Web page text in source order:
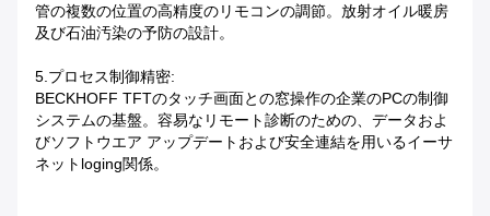
管の複数の位置の高精度のリモコンの調節。放射オイル暖房
及び石油汚染の予防の設計。
5.プロセス制御精密:
BECKHOFF TFTのタッチ画面との窓操作の企業のPCの制御
システムの基盤。容易なリモート診断のための、データおよ
びソフトウエア アップデートおよび安全連結を用いるイーサ
ネットloging関係。